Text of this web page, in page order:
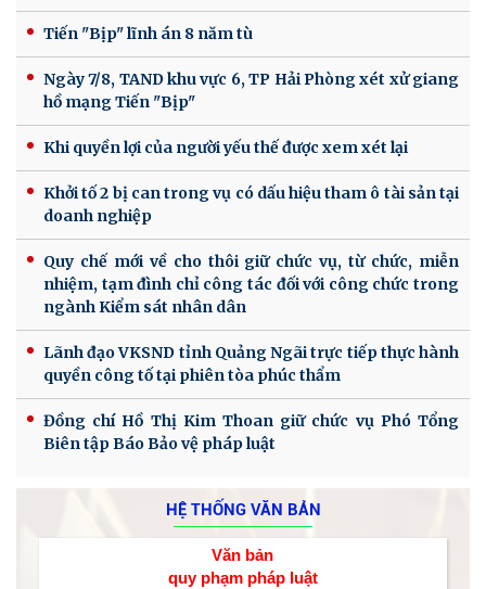
Tiến "Bịp" lĩnh án 8 năm tù
Ngày 7/8, TAND khu vực 6, TP Hải Phòng xét xử giang
hồ mạng Tiến "Bịp"
Khi quyền lợi của người yếu thế được xem xét lại
Khởi tố 2 bị can trong vụ có dấu hiệu tham ô tài sản tại
doanh nghiệp
Quy chế mới về cho thôi giữ chức vụ, từ chức, miễn
nhiệm, tạm đình chỉ công tác đối với công chức trong
ngành Kiểm sát nhân dân
Lãnh đạo VKSND tỉnh Quảng Ngãi trực tiếp thực hành
quyền công tố tại phiên tòa phúc thẩm
Đồng chí Hồ Thị Kim Thoan giữ chức vụ Phó Tổng
Biên tập Báo Bảo vệ pháp luật
HỆ THỐNG VĂN BẢN
Văn bản
quy phạm pháp luật